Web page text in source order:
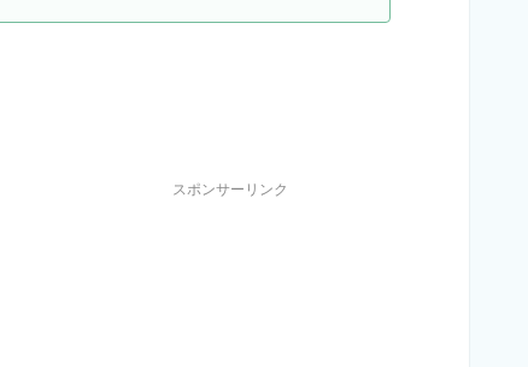
スポンサーリンク